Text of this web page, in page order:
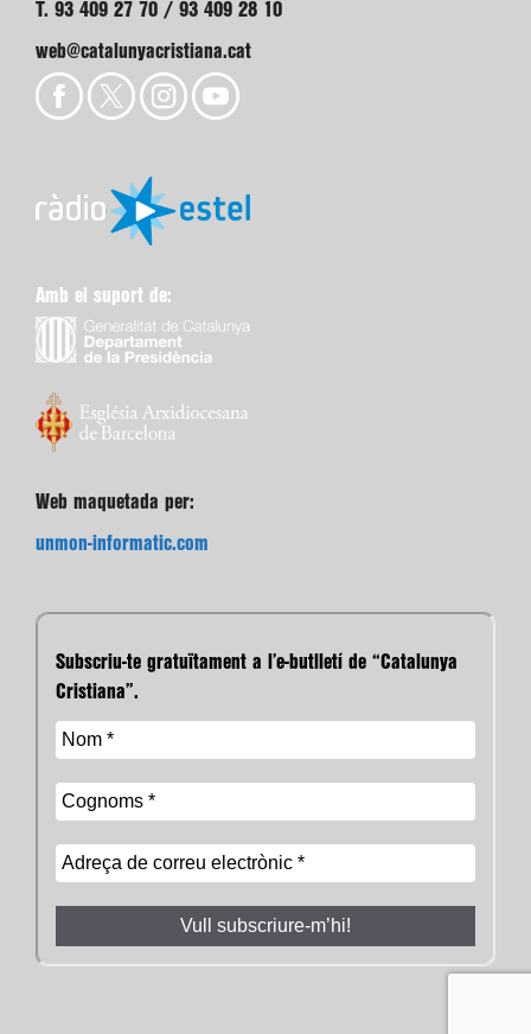
T. 93 409 27 70 / 93 409 28 10
web@catalunyacristiana.cat
Amb el suport de:
Web maquetada per:
unmon-informatic.com
Subscriu-te gratuïtament a l’e-butlletí de “Catalunya
Cristiana”.